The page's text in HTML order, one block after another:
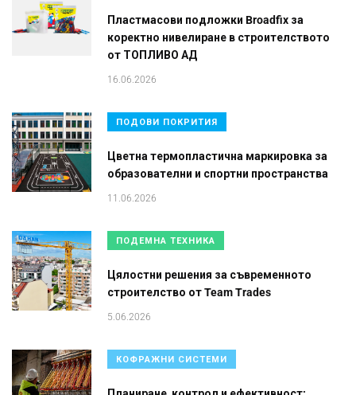
Пластмасови подложки Broadfix за
коректно нивелиране в строителството
от ТОПЛИВО АД
16.06.2026
ПОДОВИ ПОКРИТИЯ
Цветна термопластична маркировка за
образователни и спортни пространства
11.06.2026
ПОДЕМНА ТЕХНИКА
Цялостни решения за съвременното
строителство от Team Trades
5.06.2026
КОФРАЖНИ СИСТЕМИ